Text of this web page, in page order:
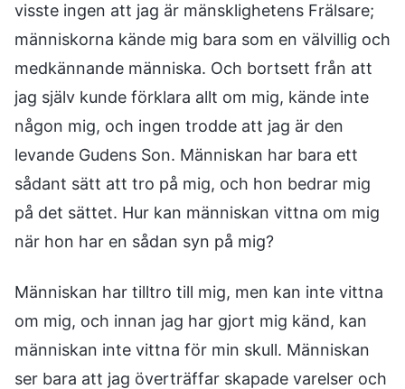
visste ingen att jag är mänsklighetens Frälsare;
människorna kände mig bara som en välvillig och
medkännande människa. Och bortsett från att
jag själv kunde förklara allt om mig, kände inte
någon mig, och ingen trodde att jag är den
levande Gudens Son. Människan har bara ett
sådant sätt att tro på mig, och hon bedrar mig
på det sättet. Hur kan människan vittna om mig
när hon har en sådan syn på mig?
Människan har tilltro till mig, men kan inte vittna
om mig, och innan jag har gjort mig känd, kan
människan inte vittna för min skull. Människan
ser bara att jag överträffar skapade varelser och